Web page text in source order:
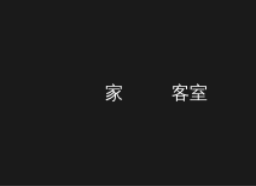
家 客室